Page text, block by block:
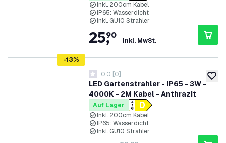
Inkl. 200cm Kabel
IP65: Wasserdicht
Inkl. GU10 Strahler
25,
90
inkl. MwSt.
zur
-13%
LED Gartenstrahler - IP65 - 3W -
4000K - 2M Kabel - Anthrazit
0 Bewertungssterne
0.0 [0]
Auf Lager
Inkl. 200cm Kabel
IP65: Wasserdicht
Inkl. GU10 Strahler